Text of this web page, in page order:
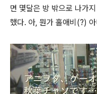
면 몇달은 방 밖으로 나가
했다. 아, 뭔가 홀애비(?)